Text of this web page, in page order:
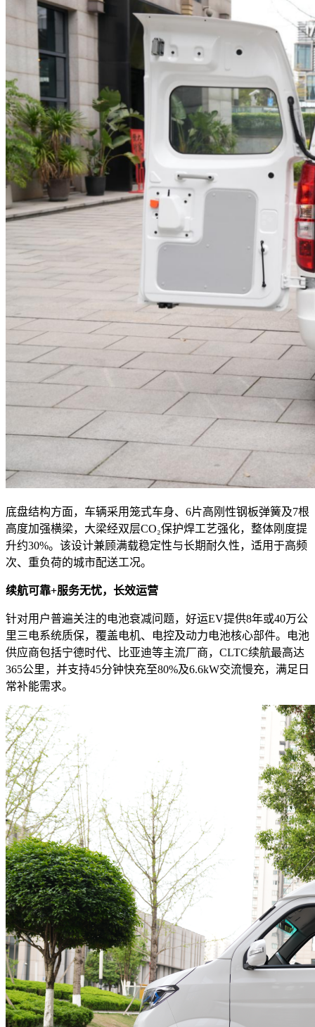
底盘结构方面，车辆采用笼式车身、6片高刚性钢板弹簧及7根
高度加强横梁，大梁经双层CO₂保护焊工艺强化，整体刚度提
升约30%。该设计兼顾满载稳定性与长期耐久性，适用于高频
次、重负荷的城市配送工况。
续航可靠+服务无忧，长效运营
针对用户普遍关注的电池衰减问题，好运EV提供8年或40万公
里三电系统质保，覆盖电机、电控及动力电池核心部件。电池
供应商包括宁德时代、比亚迪等主流厂商，CLTC续航最高达
365公里，并支持45分钟快充至80%及6.6kW交流慢充，满足日
常补能需求。